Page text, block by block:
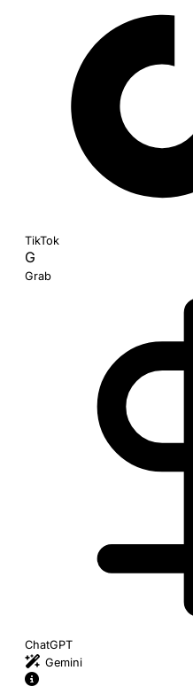
TikTok
G
Grab
ChatGPT
Gemini